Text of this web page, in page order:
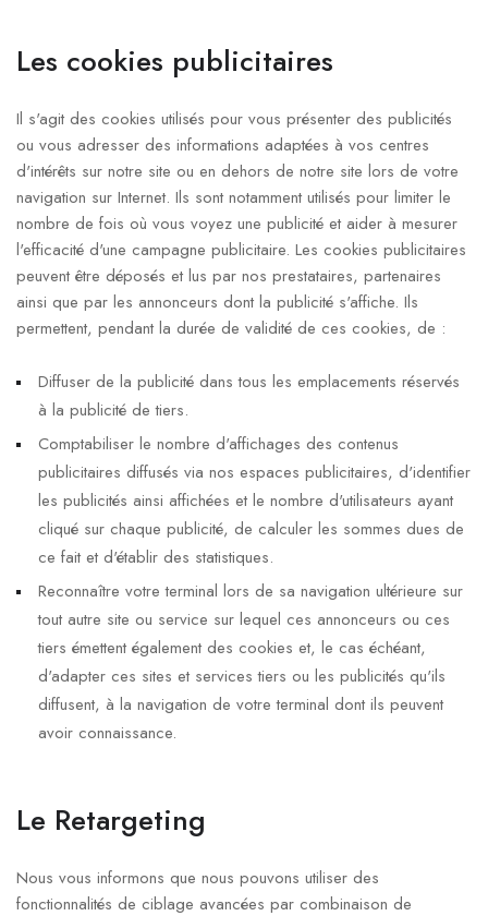
Les cookies publicitaires
Il s'agit des cookies utilisés pour vous présenter des publicités
ou vous adresser des informations adaptées à vos centres
d'intérêts sur notre site ou en dehors de notre site lors de votre
navigation sur Internet. Ils sont notamment utilisés pour limiter le
nombre de fois où vous voyez une publicité et aider à mesurer
l'efficacité d'une campagne publicitaire. Les cookies publicitaires
peuvent être déposés et lus par nos prestataires, partenaires
ainsi que par les annonceurs dont la publicité s'affiche. Ils
permettent, pendant la durée de validité de ces cookies, de :
Diffuser de la publicité dans tous les emplacements réservés
à la publicité de tiers.
Comptabiliser le nombre d'affichages des contenus
publicitaires diffusés via nos espaces publicitaires, d'identifier
les publicités ainsi affichées et le nombre d'utilisateurs ayant
cliqué sur chaque publicité, de calculer les sommes dues de
ce fait et d'établir des statistiques.
Reconnaître votre terminal lors de sa navigation ultérieure sur
tout autre site ou service sur lequel ces annonceurs ou ces
tiers émettent également des cookies et, le cas échéant,
d'adapter ces sites et services tiers ou les publicités qu'ils
diffusent, à la navigation de votre terminal dont ils peuvent
avoir connaissance.
Le Retargeting
Nous vous informons que nous pouvons utiliser des
fonctionnalités de ciblage avancées par combinaison de